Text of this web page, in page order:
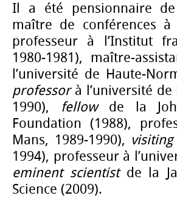
Il a été pensionnaire de
maître de conférences à
professeur à l’Institut
1980-1981), maître-
l’université de Haute-
professorà l’université de
1990), fellowde la
Foundation (1988),
Mans, 1989-1990),
1994), professeur à
eminent scientistde la
Science (2009).